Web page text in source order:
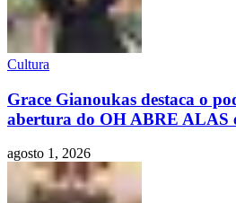
Cultura
Grace Gianoukas destaca o
abertura do OH ABRE ALAS
agosto 1, 2026